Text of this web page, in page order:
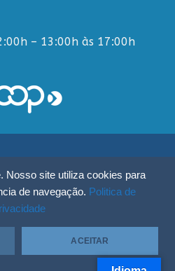
Nosso site utiliza cookies para
de navegação. Politica de
ACEITAR
– 13:00h às 17:00h
os Direitos Reservados - R. Paulo
Pinto, Porto Velho - RO, 76820-454